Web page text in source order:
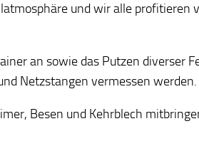
und wir alle profitieren
an sowie das Putzen diverser
Netzstangen vermessen werden.
Besen und Kehrblech